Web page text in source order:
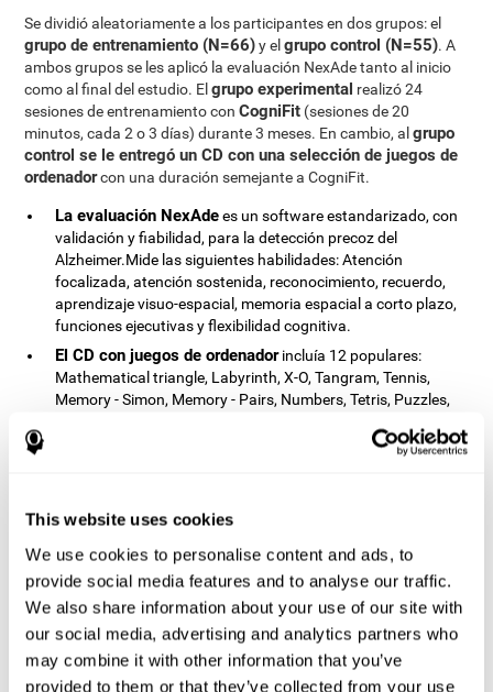
This website uses cookies
We use cookies to personalise content and ads, to
provide social media features and to analyse our traffic.
We also share information about your use of our site with
our social media, advertising and analytics partners who
may combine it with other information that you’ve
provided to them or that they’ve collected from your use
Se dividió aleatoriamente a los participantes en dos grupos: el
grupo de entrenamiento (N=66)y elgrupo control (N=55). A
ambos grupos se les aplicó la evaluación NexAde tanto al inicio
como al final del estudio. Elgrupo experimental realizó 24
sesiones de entrenamiento conCogniFit (sesiones de 20
minutos, cada 2 o 3 días) durante 3 meses. En cambio, algrupo
control se le entregó un CD con una selección de juegos de
ordenadorcon una duración semejante a CogniFit.
La evaluación NexAdees un software estandarizado, con
validación y fiabilidad, para la detección precoz del
Alzheimer.Mide las siguientes habilidades: Atención
focalizada, atención sostenida, reconocimiento, recuerdo,
aprendizaje visuo-espacial, memoria espacial a corto plazo,
funciones ejecutivas y flexibilidad cognitiva.
El CD con juegos de ordenadorincluía 12 populares:
Mathematical triangle, Labyrinth, X-O, Tangram, Tennis,
Memory - Simon, Memory - Pairs, Numbers, Tetris, Puzzles,
es un programa de entrenamiento cognitivo que se
variaba de un usuario a otro, así como la dificultad de las
una de ellas. Cuanto mayor sea la puntuación del usuario,
mayor será la dificultad de las actividades.
Resultados y conclusiones
La comparación de los resultados de las evaluaciones PRE y